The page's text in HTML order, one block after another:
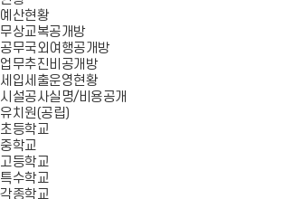
예산현황
무상교복공개방
공무국외여행공개방
업무추진비공개방
세입세출운영현황
시설공사실명/비용공개
유치원(공립)
초등학교
중학교
고등학교
특수학교
각종학교